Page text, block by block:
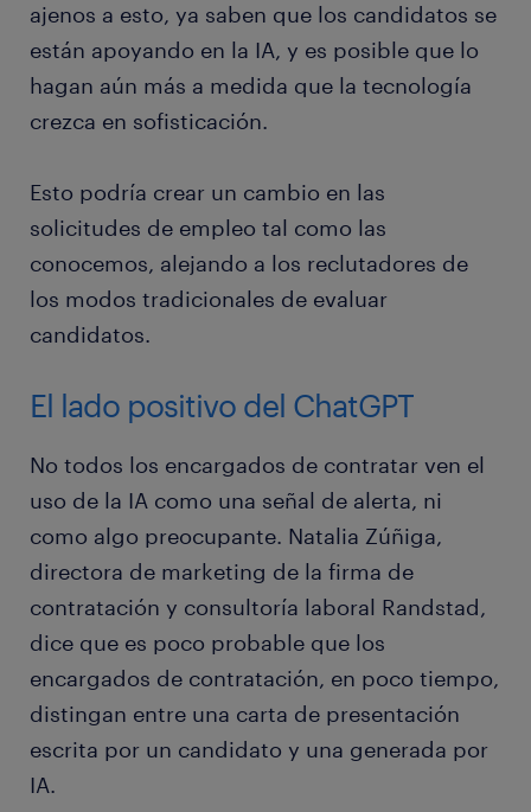
ajenos a esto, ya saben que los candidatos se
están apoyando en la IA, y es posible que lo
hagan aún más a medida que la tecnología
crezca en sofisticación.
Esto podría crear un cambio en las
solicitudes de empleo tal como las
conocemos, alejando a los reclutadores de
los modos tradicionales de evaluar
candidatos.
El lado positivo del ChatGPT
No todos los encargados de contratar ven el
uso de la IA como una señal de alerta, ni
como algo preocupante. Natalia Zúñiga,
directora de marketing de la firma de
contratación y consultoría laboral Randstad,
dice que es poco probable que los
encargados de contratación, en poco tiempo,
distingan entre una carta de presentación
escrita por un candidato y una generada por
IA.